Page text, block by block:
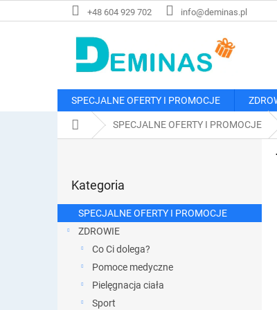
do
+48 604 929 702 info@deminas.pl
SPECJALNE OFERTY I PROMOCJE
Home SPECJALNE OFERTY I PROMOCJE
k
b
kategorie
Kategoria
SPECJALNE OFERTY I PROMOCJE
ZDROWIE
Co Ci dolega?
Pomoce medyczne
Pielęgnacja ciała
Sport